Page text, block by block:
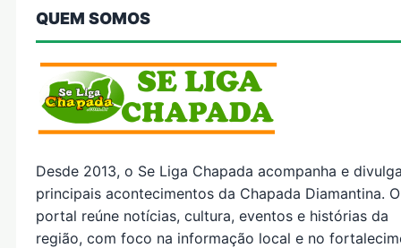
QUEM SOMOS
Desde 2013, o Se Liga Chapada acompanha e
principais acontecimentos da Chapada Diamantina. O
portal reúne notícias, cultura, eventos e histórias da
região, com foco na informação local e no